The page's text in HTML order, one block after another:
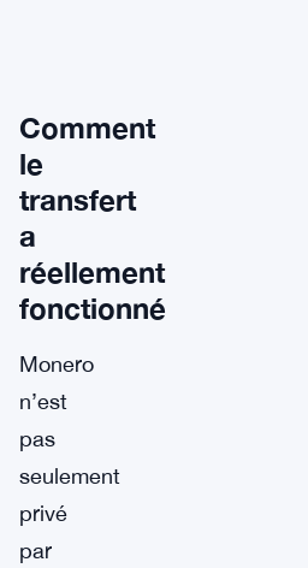
Comment
le
transfert
a
réellement
fonctionné
Monero
n’est
pas
seulement
privé
par